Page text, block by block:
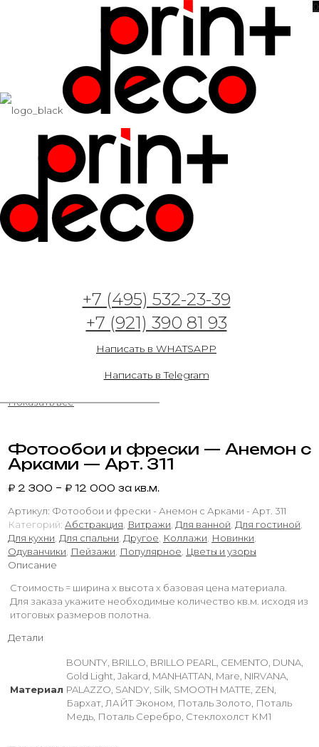
+7 (495) 532-23-39
+7 (921) 390 81 93
Написать в WHATSAPP
Написать в Telegram
0
Фотообои и фрески — Арт. 314 — Поляна и
горы
Фотообои и фрески — Анемон с Арками —
Показать все
Фотообои и фрески — Анемон с
Арками — Арт. 311
₽ 2 300 – ₽ 12 000 за кв.м.
Артикул: Фотообои и фрески - Анемон с Арками - Арт. 311
Категорий: Абстракция, Витражи, Для ванной, Для гостиной,
Для кухни, Для спальни, Другое, Коллажи, Новинки,
Одуванчики, Пейзажи, Популярное, Цветы и узоры
Описание
Стоимость = ширина х высота х базовая цена материала.
Для заказа укажите необходимые количество кв.м. исходя из
итоговых размеров полотна.
Детали
Материал
BOUNTY, BRILLO, BRILLO PEARL, CEMENTO, DUNA,
Gold Light, Jakard, MANHATTAN, Mare, NIRVANA,
PALAZZO, SANDY, Silk, SMOOTH MATTE, ZEN,
Бархат, ЛАЙТ Эконом, Поталь Золото, Поталь
Медь, Поталь Серебро, Стеклохолст КМ1